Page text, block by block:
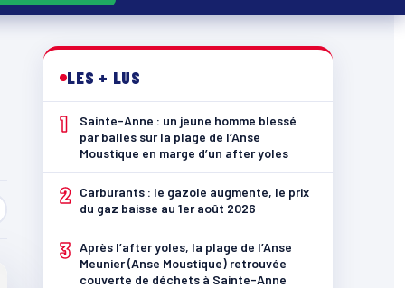
LES + LUS
1
Sainte-Anne : un jeune homme blessé
par balles sur la plage de l’Anse
Moustique en marge d’un after yoles
2
Carburants : le gazole augmente, le prix
du gaz baisse au 1er août 2026
3 Après l’after yoles, la plage de l’Anse
Meunier (Anse Moustique) retrouvée
couverte de déchets à Sainte-Anne